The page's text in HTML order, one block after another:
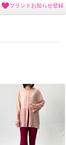
ブランドお知らせ登録